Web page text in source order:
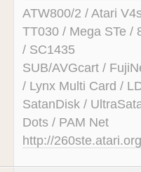
156E+78*4
156E+79*4
156E+7A*4
156E+7B*4
156E+7C*4
156E+7D*4
156E+7E*4
156E+7F*4
ATW800/2 / Atari
TT030 / Mega STe /
/ SC1435
SUB/AVGcart /
/ Lynx Multi Card /
SatanDisk /
Dots / PAM Net
http://260ste.atari.org